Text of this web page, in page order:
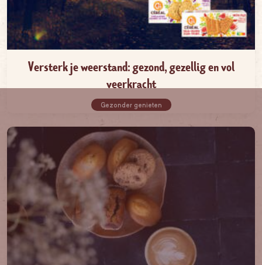
Versterk je weerstand: gezond, gezellig en vol
veerkracht
Gezonder genieten